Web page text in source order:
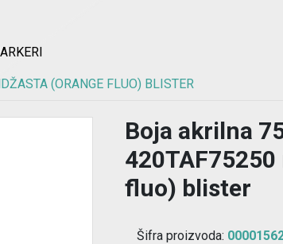
(ORANGE FLUO) BLISTER
Boja akrilna
fluo) blister
Šifra proizvoda: